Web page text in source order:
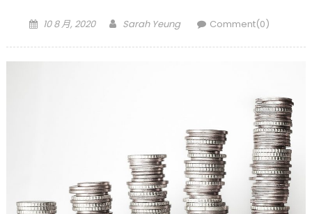
Posted
10 8 月, 2020 Author
Sarah Yeung Comment(0)